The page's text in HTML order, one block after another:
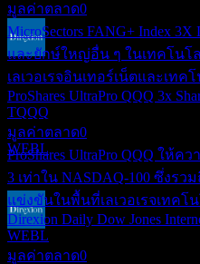
26
JUN 28
Direxion Daily Dow Jones
ประมาณการ
WEBL
การจ่ายเงินปันผล
30
มูลค่าตลาด0
MicroSectors FANG+ Index
และยักษ์ใหญ่อื่น ๆ ในเทคโนโ
เลเวอเรจอินเทอร์เน็ตและเทค
ProShares UltraPro QQQ 3x
TQQQ
มูลค่าตลาด0
ProShares UltraPro QQQ ให้
3 เท่าใน NASDAQ-100 ซึ่งร
แข่งขันในพื้นที่เลเวอเรจเทคโ
Direxion Daily Dow Jones
WEBL
มูลค่าตลาด0